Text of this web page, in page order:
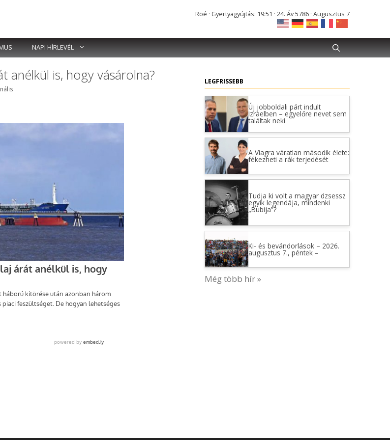
Röé · Gyertyagyújtás: 19:51 · 24. Áv 5786 · Augusztus 7
NAPI HÍRLEVÉL
anélkül is, hogy vásárolna? LEGFRISSEBB
Új jobboldali párt indult
Izraelben – egyelőre nevet sem
találtak neki
A Viagra váratlan második élete:
fékezheti a rák terjedését
Tudja ki volt a magyar dzsessz
egyik legendája, mindenki
„Bubija”?
Ki- és bevándorlások – 2026.
augusztus 7., péntek –
Még több hír »